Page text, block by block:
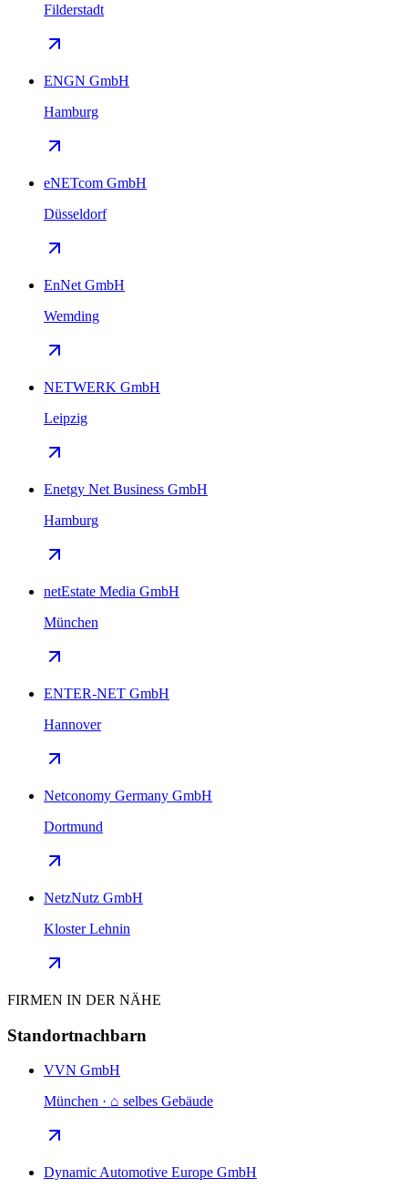
Filderstadt
ENGN GmbH
Hamburg
eNETcom GmbH
Düsseldorf
EnNet GmbH
Wemding
NETWERK GmbH
Leipzig
Enetgy Net Business GmbH
Hamburg
netEstate Media GmbH
München
ENTER-NET GmbH
Hannover
Netconomy Germany GmbH
Dortmund
NetzNutz GmbH
Kloster Lehnin
FIRMEN IN DER NÄHE
Standortnachbarn
VVN GmbH
München · ⌂ selbes Gebäude
Dynamic Automotive Europe GmbH